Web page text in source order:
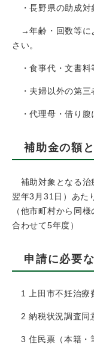
・長野県の助成対
→年齢・回数等に
さい。
・食事代・文書料
・夫婦以外の第三
・代理母・借り腹
補助金の額
補助対象となる治
翌年3月31日）あた
（他市町村から同
合わせて5年度）
申請に必要
1 上田市不妊治療
2 納税状況調査同
3 住民票（本籍・